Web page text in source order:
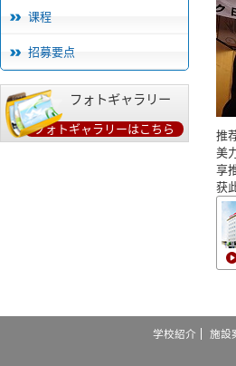
课程
招募要点
フォトギャラリー
フォトギャラリーはこちら
推
美
享
获
学校紹介 施設